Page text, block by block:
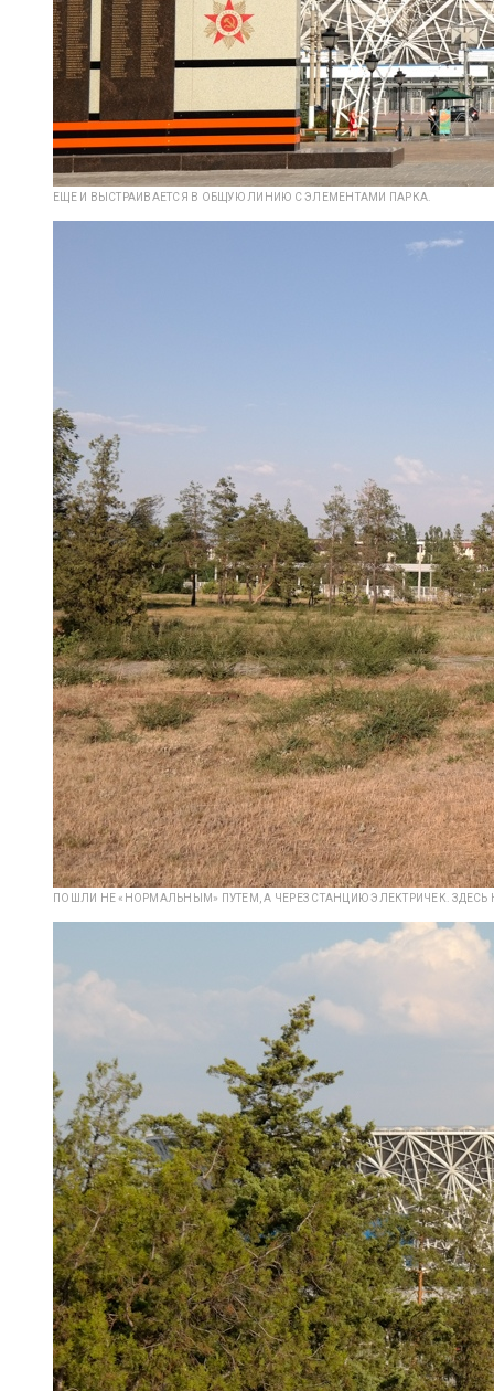
ЕЩЕ И ВЫСТРАИВАЕТСЯ В ОБЩУЮ ЛИНИЮ С ЭЛЕМЕНТАМИ ПАРКА.
ПОШЛИ НЕ «НОРМАЛЬНЫМ» ПУТЕМ, А ЧЕРЕЗ СТАНЦИЮ ЭЛЕКТРИЧЕК.